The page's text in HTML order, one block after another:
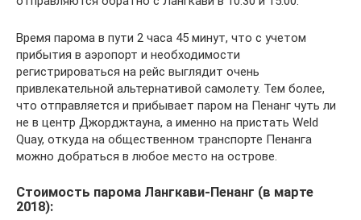
Время парома в пути 2 часа 45 минут, что с учетом
прибытия в аэропорт и необходимости
регистрироваться на рейс выглядит очень
привлекательной альтернативой самолету. Тем более,
что отправляется и прибывает паром на Пенанг чуть ли
не в центр Джорджтауна, а именно на пристать Weld
Quay, откуда на общественном транспорте Пенанга
можно добраться в любое место на острове.
Стоимость парома Лангкави-Пенанг (в марте
2018):